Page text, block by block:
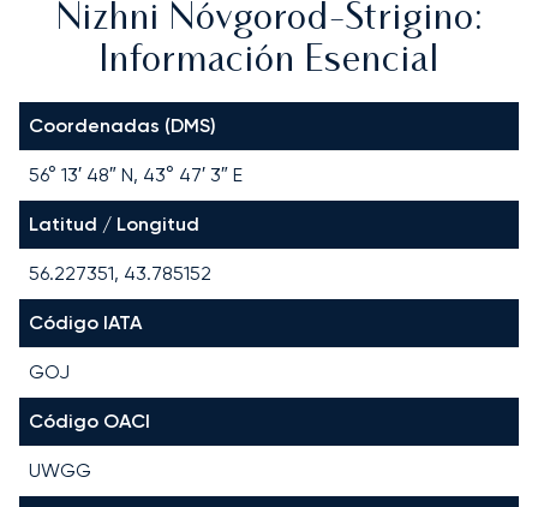
Nizhni Nóvgorod-Strigino:
Información Esencial
Coordenadas (DMS)
56° 13′ 48″ N, 43° 47′ 3″ E
Latitud / Longitud
56.227351, 43.785152
Código IATA
GOJ
Código OACI
UWGG